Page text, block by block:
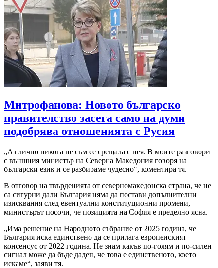
Митрофанова: Новото българско
правителство засега само на думи
подобрява отношенията с Русия
„Аз лично никога не съм се срещала с нея. В моите разговори
с външния министър на Северна Македония говоря на
български език и се разбираме чудесно“, коментира тя.
В отговор на твърденията от северномакедонска страна, че не
са сигурни дали България няма да постави допълнителни
изисквания след евентуални конституционни промени,
министърът посочи, че позицията на София е пределно ясна.
„Има решение на Народното събрание от 2025 година, че
България иска единствено да се прилага европейският
консенсус от 2022 година. Не знам какъв по-голям и по-силен
сигнал може да бъде даден, че това е единственото, което
искаме“, заяви тя.